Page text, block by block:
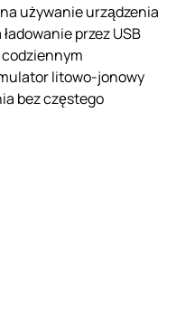
używanie urządzenia
przez USB
litowo-jonowy
bez częstego